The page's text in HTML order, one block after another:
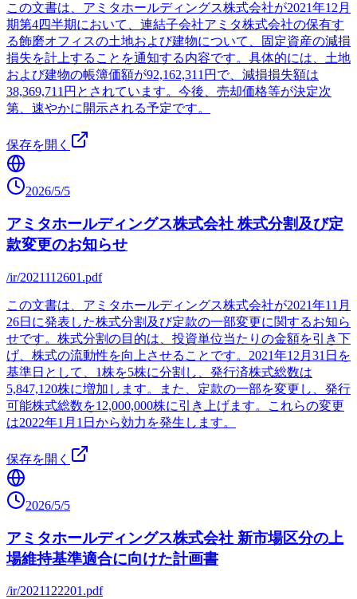
この文書は、アミタホールディングス株式会社が2021年12月
期第4四半期において、連結子会社アミタ株式会社の保有す
る飾磨オフィスの土地および建物について、固定資産の減損
損失を計上することを通知する内容です。具体的には、土地
および建物の帳簿価額が92,162,311円で、減損損失額は
38,369,711円とされています。今後、売却価格等が決定次
第、速やかに開示される予定です。
保存を開く
2026/5/5
アミタホールディングス株式会社 株式分割及び定
款変更のお知らせ
/ir/2021112601.pdf
この文書は、アミタホールディングス株式会社が2021年11月
26日に発表した株式分割及び定款の一部変更に関するお知ら
せです。株式分割の目的は、投資単位当たりの金額を引き下
げ、株式の流動性を向上させることです。2021年12月31日を
基準日として、1株を5株に分割し、発行済株式総数は
5,847,120株に増加します。また、定款の一部を変更し、発行
可能株式総数を12,000,000株に引き上げます。これらの変更
は2022年1月1日から効力を発生します。
保存を開く
2026/5/5
アミタホールディングス株式会社 新市場区分の上
場維持基準適合に向けた計画書
/ir/2021122201.pdf